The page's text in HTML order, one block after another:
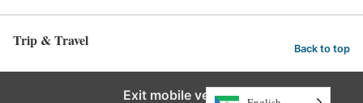
Trip & Travel Back to top
Exit mobile version